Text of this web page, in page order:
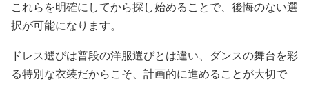
これらを明確にしてから探し始めることで、後悔のない選
択が可能になります。
ドレス選びは普段の洋服選びとは違い、ダンスの舞台を彩
る特別な衣装だからこそ、計画的に進めることが大切で